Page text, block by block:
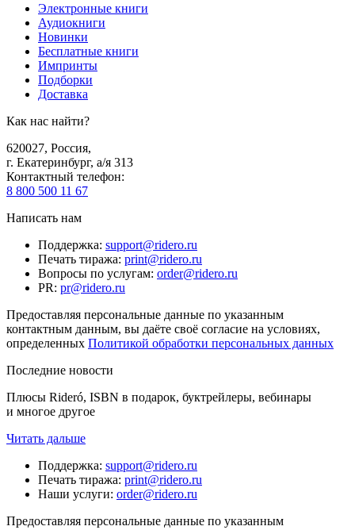
Электронные книги
Аудиокниги
Новинки
Бесплатные книги
Импринты
Подборки
Доставка
Как нас найти?
620027, Россия,
г. Екатеринбург, а/я 313
Контактный телефон:
8 800 500 11 67
Написать нам
Поддержка: support@ridero.ru
Печать тиража: print@ridero.ru
Вопросы по услугам: order@ridero.ru
PR: pr@ridero.ru
Предоставляя персональные данные по указанным
контактным данным, вы даёте своё согласие на условиях,
определенных Политикой обработки персональных данных
Последние новости
Плюсы Rideró, ISBN в подарок, буктрейлеры, вебинары
и многое другое
Читать дальше
Поддержка: support@ridero.ru
Печать тиража: print@ridero.ru
Наши услуги: order@ridero.ru
Предоставляя персональные данные по указанным